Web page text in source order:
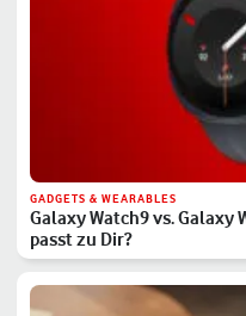
GADGETS & WEARABLES
Galaxy Watch9 vs. Galaxy
passt zu Dir?